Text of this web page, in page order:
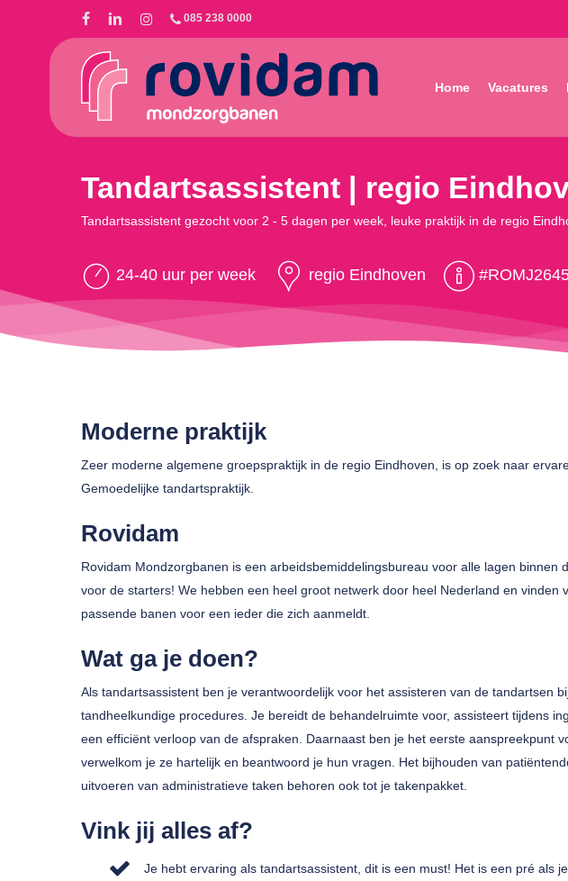
085 238 0000
Druk op enter om te zoeken of ESC om te sluiten
Home Vacatures
Tandartsassistent | regio
Tandartsassistent gezocht voor 2 - 5 dagen per week, leuke praktijk in de regio
24-40 uur per week regio Eindhoven
Moderne praktijk
Zeer moderne algemene groepspraktijk in de regio Eindhoven, is op zoek naar
Gemoedelijke tandartspraktijk.
Rovidam
Rovidam Mondzorgbanen is een arbeidsbemiddelingsbureau voor alle lagen binnen
voor de starters! We hebben een heel groot netwerk door heel Nederland en vinden
passende banen voor een ieder die zich aanmeldt.
Wat ga je doen?
Als tandartsassistent ben je verantwoordelijk voor het assisteren van de tandartsen
tandheelkundige procedures. Je bereidt de behandelruimte voor, assisteert tijdens
een efficiënt verloop van de afspraken. Daarnaast ben je het eerste aanspreekpunt
verwelkom je ze hartelijk en beantwoord je hun vragen. Het bijhouden van
uitvoeren van administratieve taken behoren ook tot je takenpakket.
Vink jij alles af?
Je hebt ervaring als tandartsassistent, dit is een must! Het is een pré als